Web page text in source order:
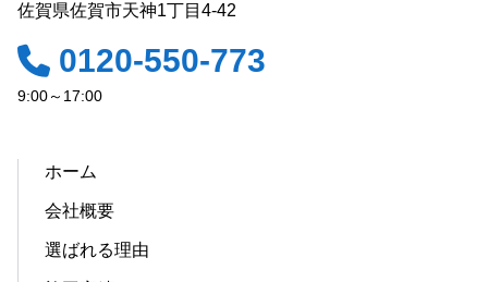
佐賀県佐賀市天神1丁目4-42
0120-550-773
9:00～17:00
ホーム
会社概要
選ばれる理由